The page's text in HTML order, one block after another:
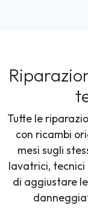
Tutte le
con ricambi
mesi sugli
lavatrici, tecnici
di aggiustare